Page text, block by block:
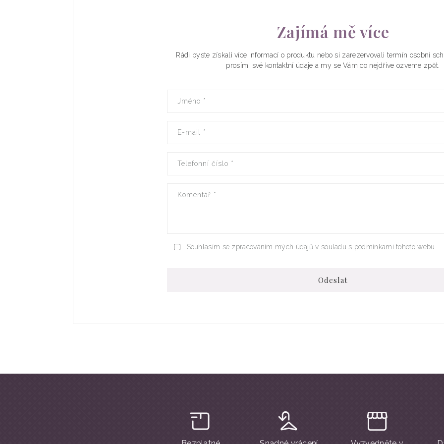
Zajímá mě více
Rádi byste získali více informací o produktu nebo si zarezervovali termín osobní
prosím, své kontaktní údaje a my se Vám co nejdříve ozveme zpět.
Jméno *
E-mail *
Telefonní číslo *
Komentář *
Souhlasím se zpracováním mých údajů v souladu s podmínkami tohoto webu.
Odeslat